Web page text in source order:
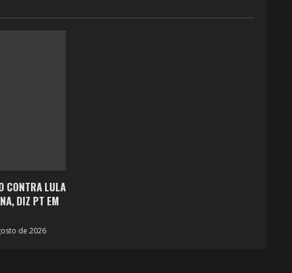
CONTRA LULA
DIZ PT EM
de 2026